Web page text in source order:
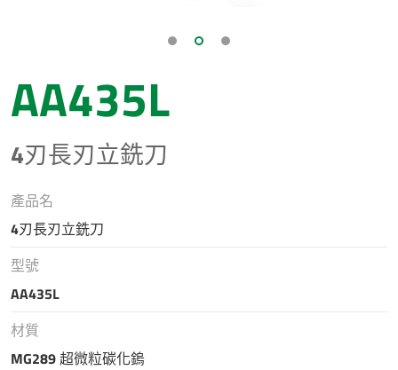
AA435L
4刃長刃立銑刀
產品名
4刃長刃立銑刀
型號
AA435L
材質
MG289 超微粒碳化鎢